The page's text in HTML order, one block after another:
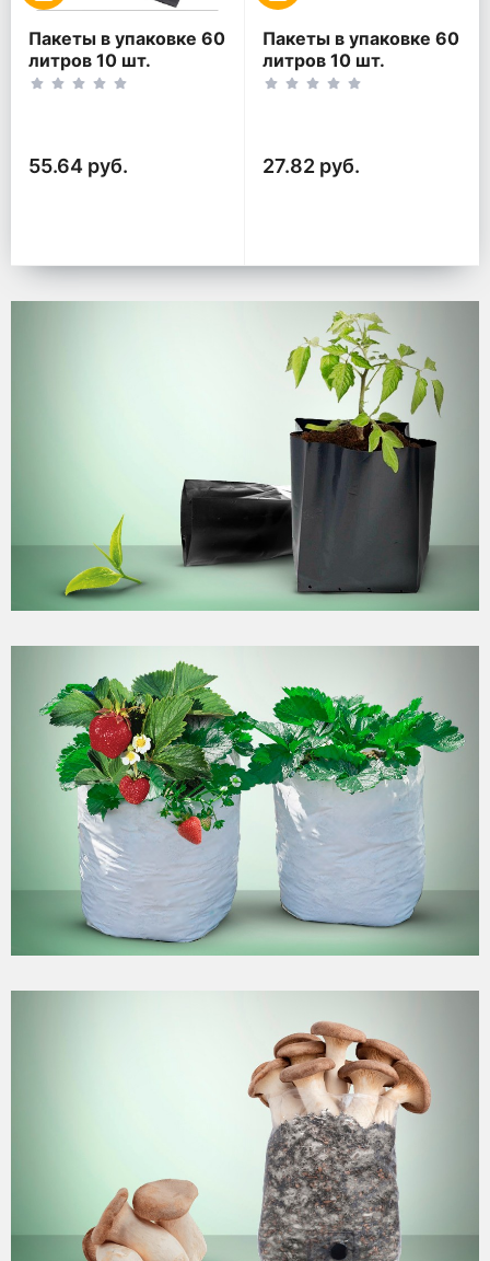
Пакеты в упаковке 60
литров 10 шт.
(10шт*2рул)
55.64 руб.
Пакеты в упаковке 60
литров 10 шт.
(10шт*1рул)
27.82 руб.